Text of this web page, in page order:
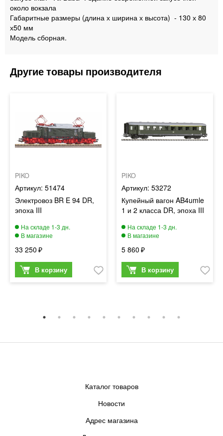
около вокзала
Габаритные размеры (длина х ширина х высота) - 130 х 80
х50 мм
Модель сборная.
PIKO
51474
Электровоз BR E 94 DR,
эпоха III
33 250
PIKO
53272
Купейный вагон AB4umle
1 и 2 класса DR, эпоха III
5 860
Каталог товаров
Новости
Адрес магазина